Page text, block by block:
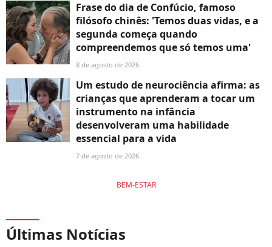
Frase do dia de Confúcio, famoso
filósofo chinês: 'Temos duas vidas, e a
segunda começa quando
compreendemos que só temos uma'
8 de agosto de 2026
Um estudo de neurociência afirma: as
crianças que aprenderam a tocar um
instrumento na infância
desenvolveram uma habilidade
essencial para a vida
7 de agosto de 2026
BEM-ESTAR
Últimas Notícias